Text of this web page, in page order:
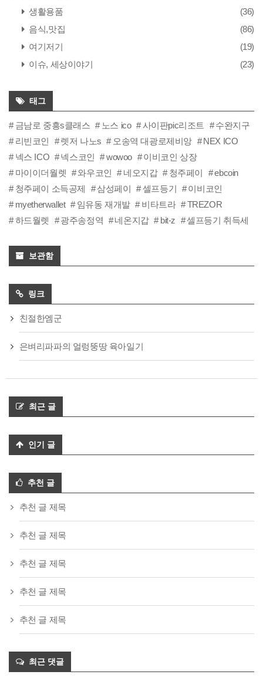
생활용품
(36)
음식,맛집
(86)
여기저기
(19)
이슈, 세상이야기
(23)
태그
금남로 중흥s클래스 노스 ico 사이판pic리조트
수완지구
리빈코인
렛저 나노s 오송역 대광로제비앙
NEX ICO
넥스 ICO
넥스코인 wowoo
이비코인 상장
마이이더월렛
와우코인 네오지갑 청주페이
ebcoin
청주페이 소득공제
삼성페이 셀프등기
이비코인
myetherwallet
임유동 재개발 비타트라
TREZOR
하드월렛
광주송정역 네온지갑 bit-z 셀프등기 취득세
보관함
링크
친절한엠군
은벼리파파의 얼렁뚱땅 육아일기
최근 글
인기 글
추천 글
추천 글 제목
추천 글 제목
추천 글 제목
추천 글 제목
추천 글 제목
최근 댓글